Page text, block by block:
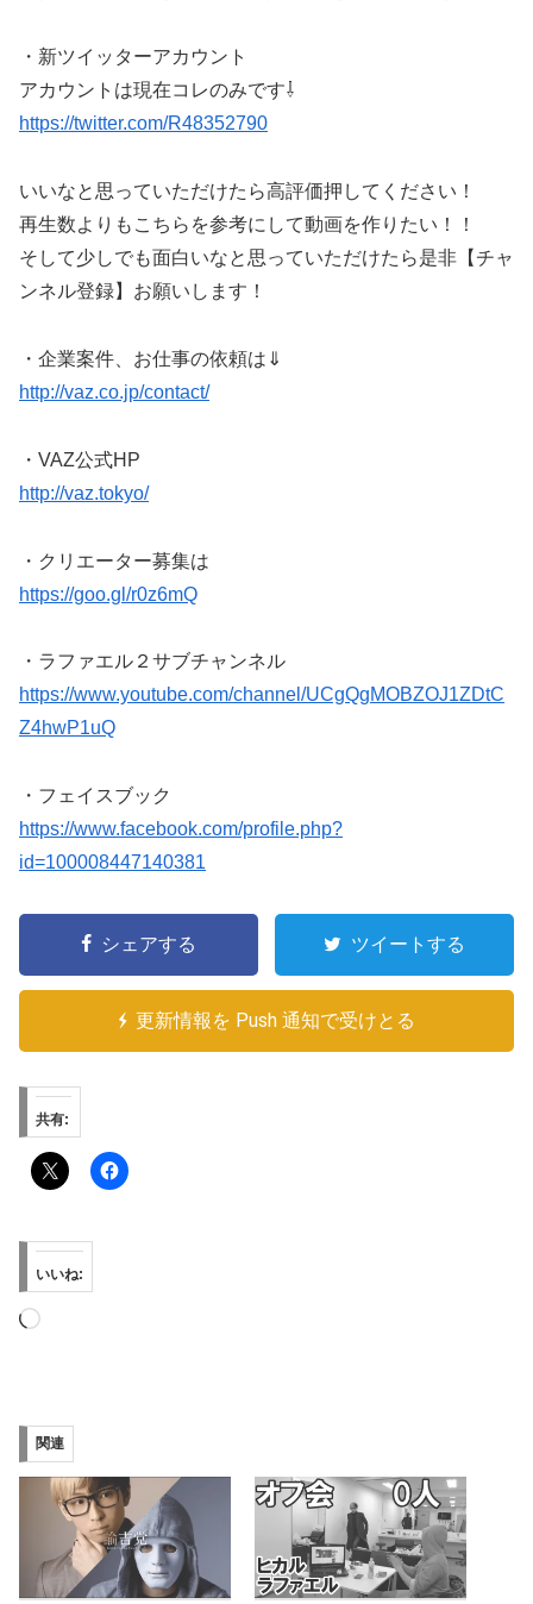
・新ツイッターアカウント
アカウントは現在コレのみです⇩
https://twitter.com/R48352790
いいなと思っていただけたら高評価押してください！
再生数よりもこちらを参考にして動画を作りたい！！
そして少しでも面白いなと思っていただけたら是非【チャ
ンネル登録】お願いします！
・企業案件、お仕事の依頼は️⇓
http://vaz.co.jp/contact/
・VAZ公式HP
http://vaz.tokyo/
・クリエーター募集は️
https://goo.gl/r0z6mQ
・ラファエル２サブチャンネル
https://www.youtube.com/channel/UCgQgMOBZOJ1ZDtC
Z4hwP1uQ
・フェイスブック
https://www.facebook.com/profile.php?
id=100008447140381
シェアする ツイートする
更新情報を Push 通知で受けとる
共有:
いいね:
読
み
中…
関連